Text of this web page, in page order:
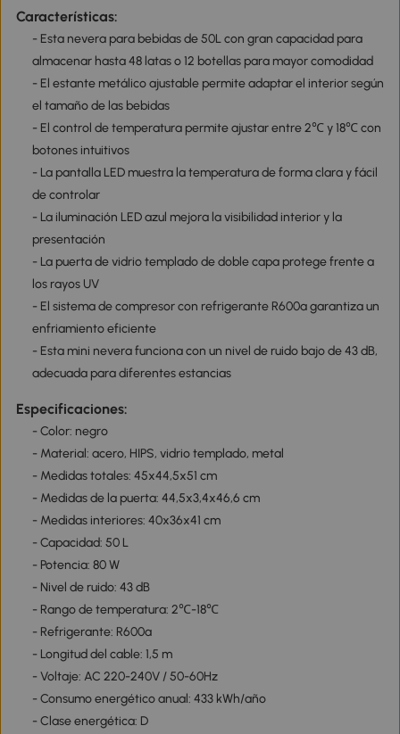
Características:
- Esta nevera para bebidas de 50L con gran capacidad para
almacenar hasta 48 latas o 12 botellas para mayor comodidad
- El estante metálico ajustable permite adaptar el interior según
el tamaño de las bebidas
- El control de temperatura permite ajustar entre 2℃ y 18℃ con
botones intuitivos
- La pantalla LED muestra la temperatura de forma clara y fácil
de controlar
- La iluminación LED azul mejora la visibilidad interior y la
presentación
- La puerta de vidrio templado de doble capa protege frente a
los rayos UV
- El sistema de compresor con refrigerante R600a garantiza un
enfriamiento eficiente
- Esta mini nevera funciona con un nivel de ruido bajo de 43 dB,
adecuada para diferentes estancias
Especificaciones:
- Color: negro
- Material: acero, HIPS, vidrio templado, metal
- Medidas totales: 45x44,5x51 cm
- Medidas de la puerta: 44,5x3,4x46,6 cm
- Medidas interiores: 40x36x41 cm
- Capacidad: 50 L
- Potencia: 80 W
- Nivel de ruido: 43 dB
- Rango de temperatura: 2℃-18℃
- Refrigerante: R600a
- Longitud del cable: 1,5 m
- Voltaje: AC 220-240V / 50-60Hz
- Consumo energético anual: 433 kWh/año
- Clase energética: D